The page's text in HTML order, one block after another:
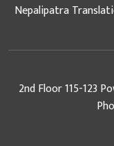
Nepalipatra
2nd Floor 115-123